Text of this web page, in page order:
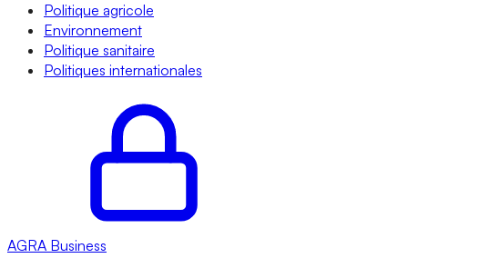
Politique agricole
Environnement
Politique sanitaire
Politiques internationales
AGRA Business